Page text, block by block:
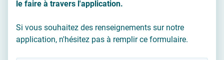
le faire à travers l'application.
Si vous souhaitez des renseignements sur notre
application, n'hésitez pas à remplir ce formulaire.